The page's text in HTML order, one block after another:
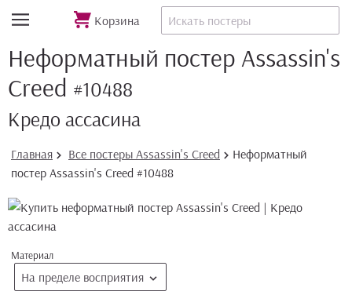
Корзина
Неформатный постер Assassin's
Creed #10488
Кредо ассасина
Главная Все постеры Assassin's Creed
Неформатный
постер Assassin's Creed #10488
Материал
На пределе восприятия